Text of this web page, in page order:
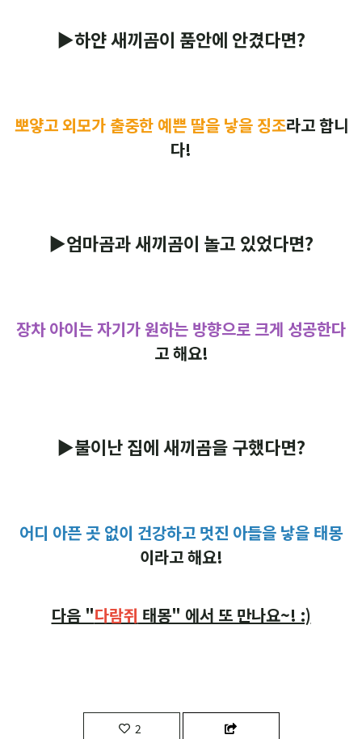
▶하얀 새끼곰이 품안에 안겼다면?
뽀얗고 외모가 출중한 예쁜 딸을 낳을 징조라고 합니
다!
▶엄마곰과 새끼곰이 놀고 있었다면?
장차 아이는 자기가 원하는 방향으로 크게 성공한다
고 해요!
▶불이난 집에 새끼곰을 구했다면?
어디 아픈 곳 없이 건강하고 멋진 아들을 낳을 태몽
이라고 해요!
다음 "다람쥐 태몽" 에서 또 만나요~! :)
2